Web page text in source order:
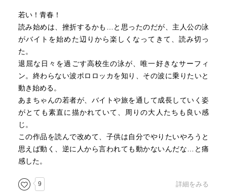
がいる。たとえば四方さん。あの人は、毎日自分の仕事を
やっているだけなのに、色がついて見えた。それは、なん
のややりたいことの近くにいて、それが好きだって言い続
けてれば、かなりの確率でそれに関わることができるん
だ。｣
旅に出ないと変われないというわけではなくて、｢好きだか
ら・やりたいから｣という動機を信じて、突き詰めていけ
元気がもらえる物語だった。
けたとき。そういうとき、ここから大きな音が聞こえる｣そ
若い！青春！
読み始めは、挫折するかも…と思ったのだが、主人公の泳
がバイトを始めた辺りから楽しくなってきて、読み切っ
た。
退屈な日々を過ごす高校生の泳が、唯一好きなサーフィ
ン。終わらない波ポロロッカを知り、その波に乗りたいと
動き始める。
あまちゃんの若者が、バイトや旅を通して成長していく姿
がとても素直に描かれていて、周りの大人たちも良い感
じ。
この作品を読んで改めて、子供は自分でやりたいやろうと
思えば動く、逆に人から言われても動かないんだな…と痛
感した。
9 詳細をみる